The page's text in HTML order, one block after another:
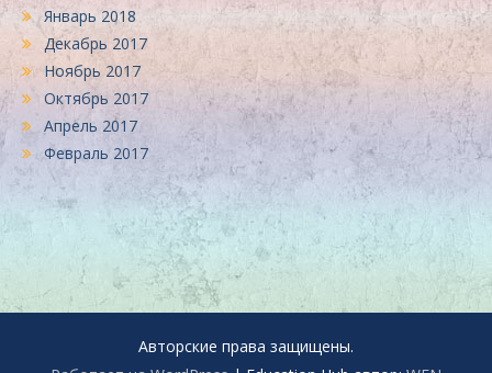
Январь 2018
Декабрь 2017
Ноябрь 2017
Октябрь 2017
Апрель 2017
Февраль 2017
Авторские права защищены.